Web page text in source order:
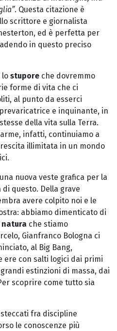
. Questa citazione è
scrittore e giornalista
ed è perfetta per
in questo preciso
lo stupore che dovremmo
forme di vita che ci
al punto da esserci
e inquinante, in
della vita sulla Terra.
infatti, continuiamo a
illimitata in un mondo
nuova veste grafica per la
di questo. Della grave
avere colpito noi e le
abbiamo dimenticato di
natura che stiamo
Gianfranco Bologna ci
al Big Bang,
ere con salti logici dai primi
estinzioni di massa, dai
scoprire come tutto sia
fra discipline
le conoscenze più